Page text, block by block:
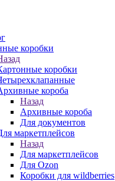
коробки
коробки
короба
Назад
Архивные короба
Для документов
маркетплейсов
Назад
Для маркетплейсов
Для Ozon
Коробки для wildberries